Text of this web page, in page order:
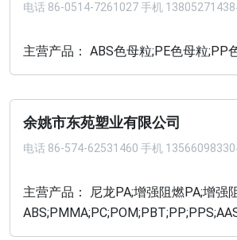
电话 86-0514-7261027 手机
主营产品： ABS色母粒;PE色母粒;PP
余姚市东苑塑业有限公司
电话 86-574-62531460 手机
主营产品： 尼龙PA;增强阻燃PA;增强